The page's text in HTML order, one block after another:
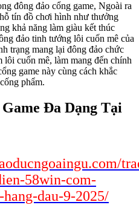
đông đảo cổng game, Ngoài ra
tín đồ chơi hình như thưởng
khả năng làm giàu kết thúc
đảo tinh tướng lôi cuốn mê của
trạng mang lại đông đảo chức
lôi cuốn mê, làm mang đến chính
game này cùng cách khắc
phẩm.
Đa Dạng Tại
58win-com-
dau-9-2025/